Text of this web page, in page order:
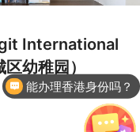
International
幼稚园）
能办理香港身份吗？